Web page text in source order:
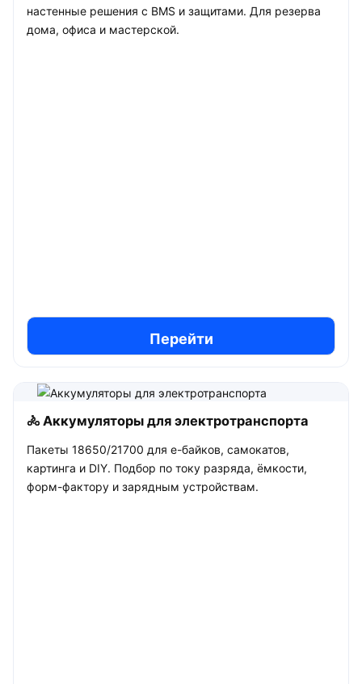
настенные решения с BMS и защитами. Для резерва
дома, офиса и мастерской.
Перейти
🚴 Аккумуляторы для электротранспорта
Пакеты 18650/21700 для е-байков, самокатов,
картинга и DIY. Подбор по току разряда, ёмкости,
форм-фактору и зарядным устройствам.